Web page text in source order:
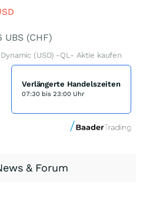
UBS (CHF)
(USD) -QL- Aktie kaufen
Verlängerte Handelszeiten
07:30 bis 23:00 Uhr
& Forum